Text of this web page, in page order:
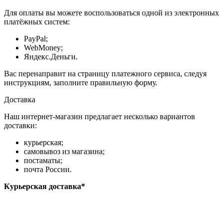
Для оплаты вы можете воспользоваться одной из электронных
платёжных систем:
PayPal;
WebMoney;
Яндекс.Деньги.
Вас перенаправит на страницу платежного сервиса, следуя
инструкциям, заполните правильную форму.
Доставка
Наш интернет-магазин предлагает несколько вариантов
доставки:
курьерская;
самовывоз из магазина;
постаматы;
почта России.
Курьерская доставка*